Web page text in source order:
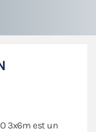
3x6m est un